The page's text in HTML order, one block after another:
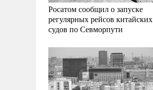
Росатом сообщил о запуске
регулярных рейсов китайских
судов по Севморпути